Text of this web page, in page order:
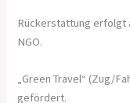
Rückerstattung erfolgt
NGO.
„Green Travel“ (Zug/
gefördert.